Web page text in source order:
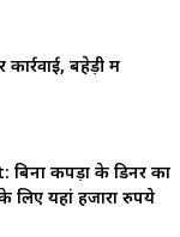
बहेड़ी में
कपड़ों के डिनर का
लिए यहां हजारों रुपये